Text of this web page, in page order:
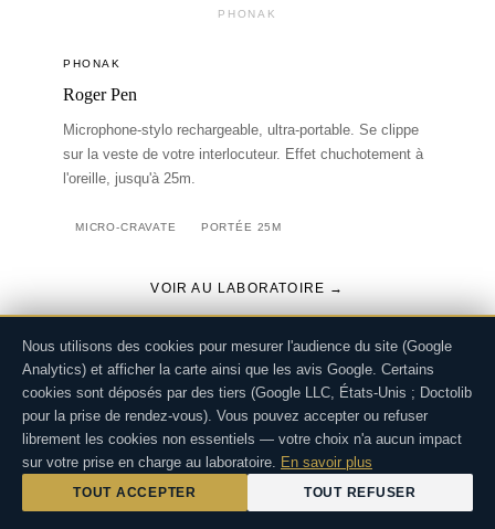
PHONAK
PHONAK
Roger Pen
Microphone-stylo rechargeable, ultra-portable. Se clippe
sur la veste de votre interlocuteur. Effet chuchotement à
l'oreille, jusqu'à 25m.
MICRO-CRAVATE PORTÉE 25M
VOIR AU LABORATOIRE →
Nous utilisons des cookies pour mesurer l'audience du site (Google
Analytics) et afficher la carte ainsi que les avis Google. Certains
cookies sont déposés par des tiers (Google LLC, États-Unis ; Doctolib
pour la prise de rendez-vous). Vous pouvez accepter ou refuser
librement les cookies non essentiels — votre choix n'a aucun impact
sur votre prise en charge au laboratoire. En savoir plus
TOUT ACCEPTER TOUT REFUSER